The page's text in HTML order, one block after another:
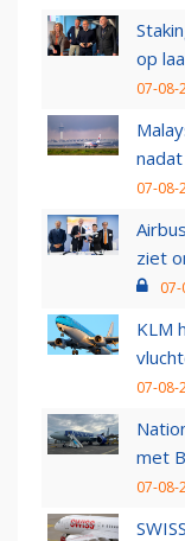
op
07-08-
07-08-
ziet
KLM
07-08-
met
07-08-